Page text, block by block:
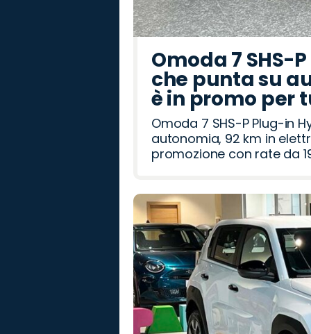
Omoda 7 SHS-
che punta su
è in promo per
Omoda 7 SHS-P Plug-in
autonomia, 92 km in
promozione con rate da